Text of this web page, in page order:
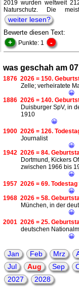
2019 wurden weltweit
Naturschutz. Die
weiter lesen?
Bewerte diesen Text:
+ Punkte: 1 -
was geschah am
1876 2026 = 150.
Zelle; verheiratete
😀
1886 2026 = 140.
Duisburger SpV, in
1910
😀
1900 2026 = 126.
Journalist
😀
1942 2026 = 84.
Dortmund, Kickers
zwischen 1966 bis
😀
1957 2026 = 69. Todestag
😀
1968 2026 = 58.
München, in der
😀
2001 2026 = 25.
deutschen
😀
Jan Feb Mrz
Jul
Aug Sep
2027
2028